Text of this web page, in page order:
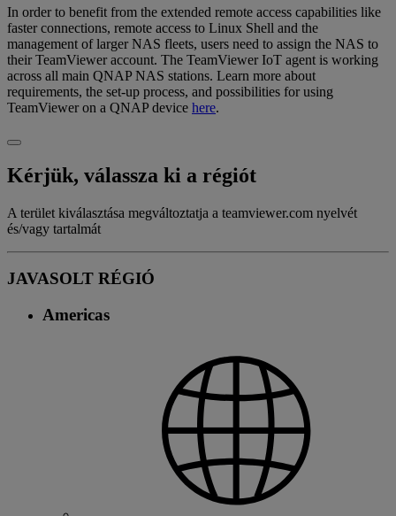
In order to benefit from the extended remote access capabilities like
faster connections, remote access to Linux Shell and the
management of larger NAS fleets, users need to assign the NAS to
their TeamViewer account. The TeamViewer IoT agent is working
across all main QNAP NAS stations. Learn more about
requirements, the set-up process, and possibilities for using
TeamViewer on a QNAP device here.
Kérjük, válassza ki a régiót
A terület kiválasztása megváltoztatja a teamviewer.com nyelvét
és/vagy tartalmát
JAVASOLT RÉGIÓ
Americas